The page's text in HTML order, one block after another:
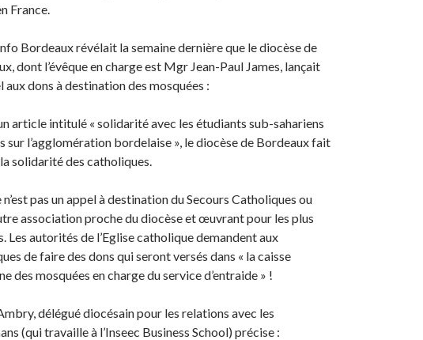
France.
Bordeaux révélait la semaine dernière que le diocèse de
dont l’évêque en charge est Mgr Jean-Paul James, lançait
aux dons à destination des mosquées :
article intitulé « solidarité avec les étudiants sub-sahariens
sur l’agglomération bordelaise », le diocèse de Bordeaux fait
solidarité des catholiques.
pas un appel à destination du Secours Catholiques ou
association proche du diocèse et œuvrant pour les plus
Les autorités de l’Eglise catholique demandent aux
de faire des dons qui seront versés dans « la caisse
des mosquées en charge du service d’entraide » !
délégué diocésain pour les relations avec les
(qui travaille à l’Inseec Business School) précise :